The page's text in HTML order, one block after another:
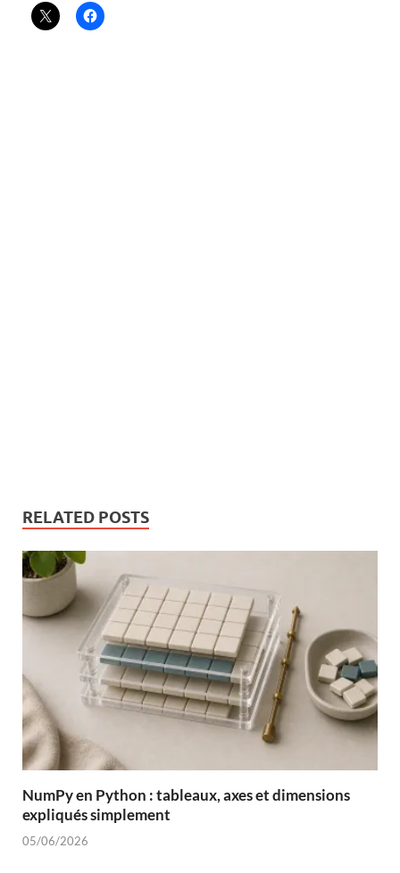
RELATED POSTS
NumPy en Python : tableaux, axes et dimensions
expliqués simplement
05/06/2026